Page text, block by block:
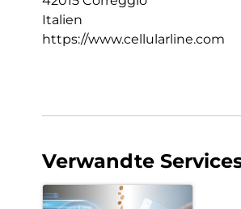
Italien
https://www.cellularline.com
Verwandte